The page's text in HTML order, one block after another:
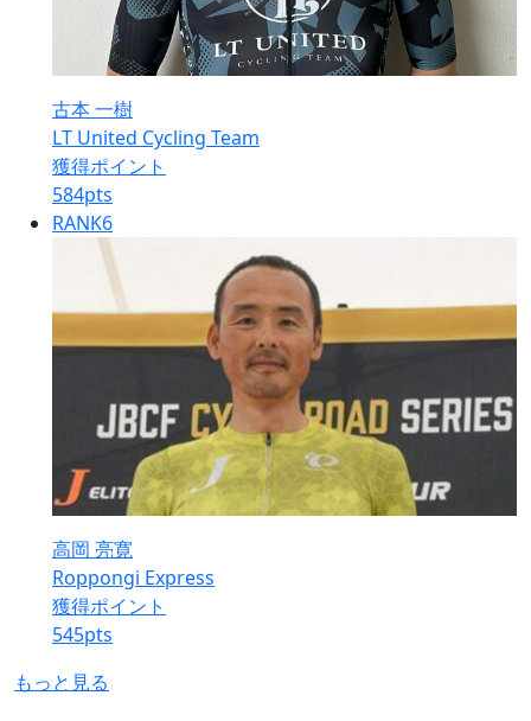
古本 一樹
LT United Cycling Team
獲得ポイント
584pts
RANK6
高岡 亮寛
Roppongi Express
獲得ポイント
545pts
もっと見る